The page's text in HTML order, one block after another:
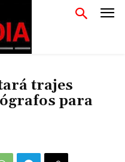
trajes
para